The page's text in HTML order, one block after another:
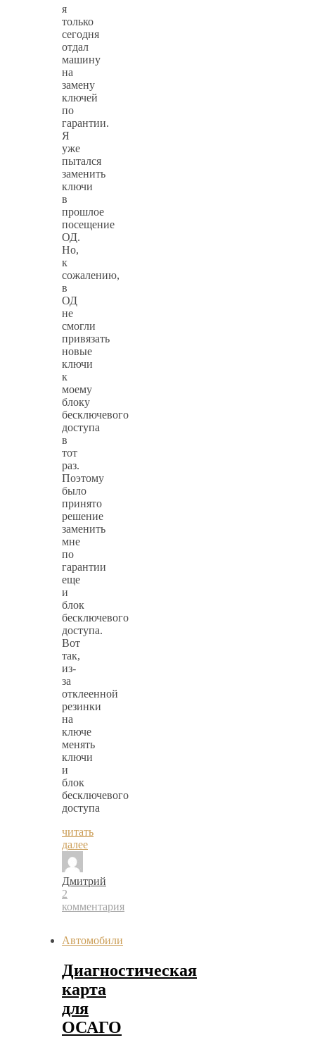
я
только
сегодня
отдал
машину
на
замену
ключей
по
гарантии.
Я
уже
пытался
заменить
ключи
в
прошлое
посещение
ОД.
Но,
к
сожалению,
в
ОД
не
смогли
привязать
новые
ключи
к
моему
блоку
бесключевого
доступа
в
тот
раз.
Поэтому
было
принято
решение
заменить
мне
по
гарантии
еще
и
блок
бесключевого
доступа.
Вот
так,
из-
за
отклеенной
резинки
на
ключе
менять
ключи
и
блок
бесключевого
доступа
читать
далее
Дмитрий
2
комментария
Автомобили
Диагностическая
карта
для
ОСАГО